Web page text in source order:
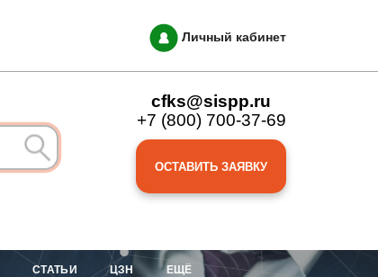
Личный кабинет
cfks@sispp.ru
+7 (800) 700-37-69
ОСТАВИТЬ ЗАЯВКУ
СТАТЬИ ЦЗН ЕЩЁ